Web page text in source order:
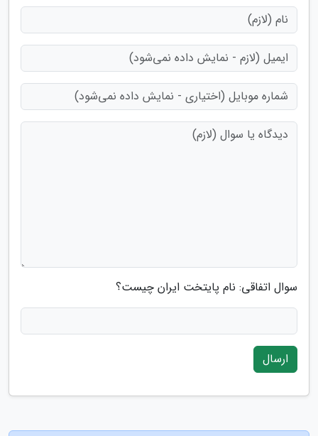
سوال اتفاقی: نام پایتخت ایران چیست؟
ارسال